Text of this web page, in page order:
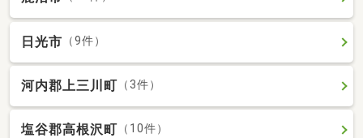
日光市 （9件）
河内郡上三川町 （3件）
塩谷郡高根沢町 （10件）